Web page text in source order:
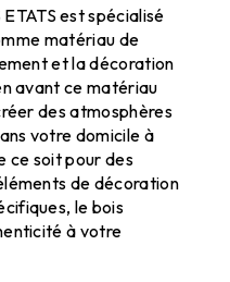
est spécialisé
matériau de
et la décoration
avant ce matériau
des atmosphères
votre domicile à
ce soit pour des
de décoration
le bois
à votre